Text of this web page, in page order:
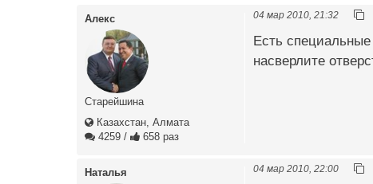
Алекс
Старейшина
Казахстан, Алмата
4259 / 658 раз
04 мар 2010, 21:32
Есть
насверлите
Наталья 04 мар 2010, 22:00